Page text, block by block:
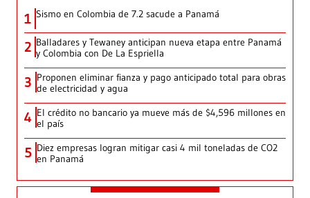
1 Sismo en Colombia de 7.2 sacude a Panamá
2 Balladares y Tewaney anticipan nueva etapa entre Panamá
y Colombia con De La Espriella
3 Proponen eliminar fianza y pago anticipado total para obras
de electricidad y agua
4 El crédito no bancario ya mueve más de $4,596 millones en
el país
5 Diez empresas logran mitigar casi 4 mil toneladas de CO2
en Panamá